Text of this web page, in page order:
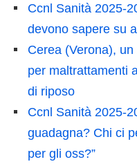
Ccnl Sanità 2025-
devono sapere su
Cerea (Verona),
per maltrattamenti
di riposo
Ccnl Sanità 2025-
guadagna? Chi ci
per gli oss?”